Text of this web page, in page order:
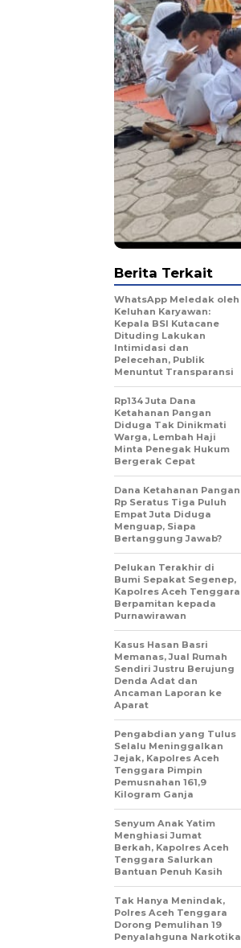
Berita Terkait
WhatsApp Meledak oleh
Keluhan Karyawan:
Kepala BSI Kutacane
Dituding Lakukan
Intimidasi dan
Pelecehan, Publik
Menuntut Transparansi
Rp134 Juta Dana
Ketahanan Pangan
Diduga Tak Dinikmati
Warga, Lembah Haji
Minta Penegak Hukum
Bergerak Cepat
Dana Ketahanan Pangan
Rp Seratus Tiga Puluh
Empat Juta Diduga
Menguap, Siapa
Bertanggung Jawab?
Pelukan Terakhir di
Bumi Sepakat Segenep,
Kapolres Aceh Tenggara
Berpamitan kepada
Purnawirawan
Kasus Hasan Basri
Memanas, Jual Rumah
Sendiri Justru Berujung
Denda Adat dan
Ancaman Laporan ke
Aparat
Pengabdian yang Tulus
Selalu Meninggalkan
Jejak, Kapolres Aceh
Tenggara Pimpin
Pemusnahan 161,9
Kilogram Ganja
Senyum Anak Yatim
Menghiasi Jumat
Berkah, Kapolres Aceh
Tenggara Salurkan
Bantuan Penuh Kasih
Tak Hanya Menindak,
Polres Aceh Tenggara
Dorong Pemulihan 19
Penyalahguna Narkotika